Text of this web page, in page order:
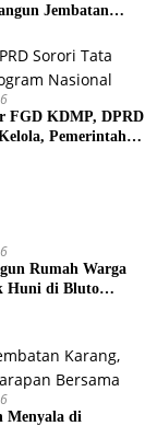
Jembatan
FGD KDMP, DPRD
Pemerintah
Rumah Warga
Huni di Bluto
Menyala di